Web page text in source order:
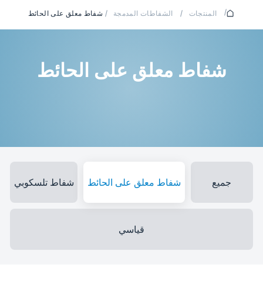
/ المنتجات / الشفاطات المدمجة / شفاط معلق على الحائط
شفاط معلق على الحائط
جميع شفاط معلق على الحائط شفاط تلسكوبي
قياسي